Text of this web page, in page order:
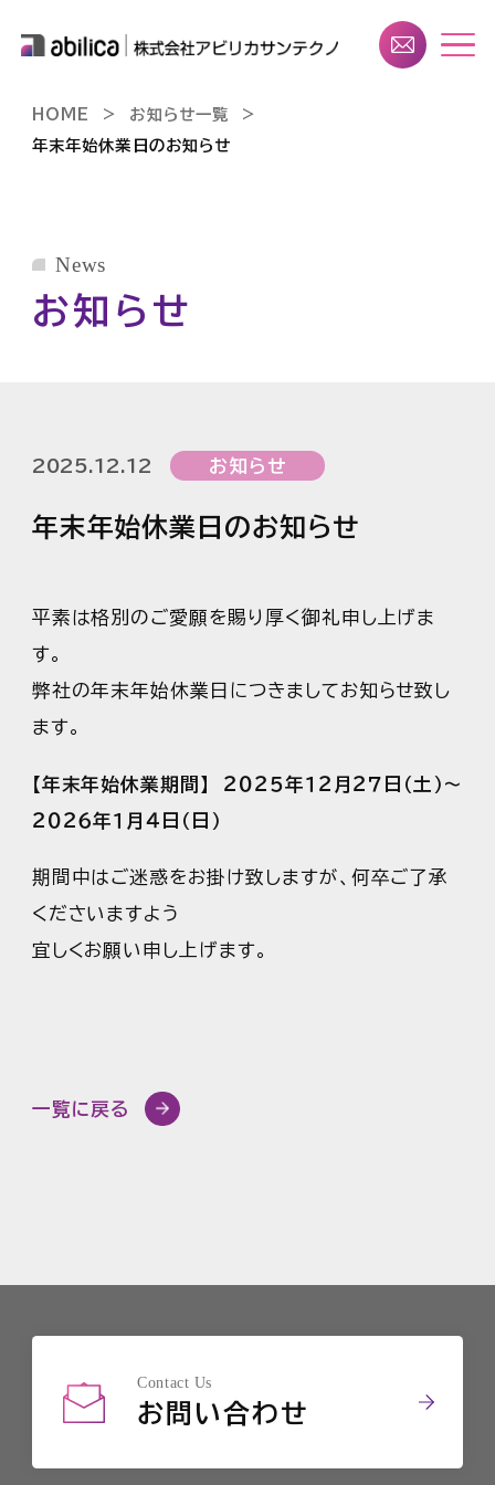
News
お知らせ
HOME
お知らせ一覧
年末年始休業日のお知らせ
2025.12.12 お知らせ
年末年始休業日のお知らせ
平素は格別のご愛願を賜り厚く御礼申し上げま
す。
弊社の年末年始休業日につきましてお知らせ致し
ます。
【年末年始休業期間】 ２０２５年１２月２７日（土）～
２０２６年１月４日（日）
期間中はご迷惑をお掛け致しますが、何卒ご了承
くださいますよう
宜しくお願い申し上げます。
一覧に戻る
Contact Us
お問い合わせ